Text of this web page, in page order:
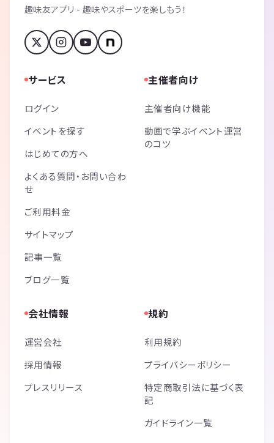
趣味友アプリ - 趣味やスポーツを楽しもう！
サービス
ログイン
イベントを探す
はじめての方へ
よくある質問・お問い合わ
せ
ご利用料金
サイトマップ
記事一覧
ブログ一覧
主催者向け
主催者向け機能
動画で学ぶイベント運営
のコツ
会社情報
運営会社
採用情報
プレスリリース
規約
利用規約
プライバシーポリシー
特定商取引法に基づく表
記
ガイドライン一覧